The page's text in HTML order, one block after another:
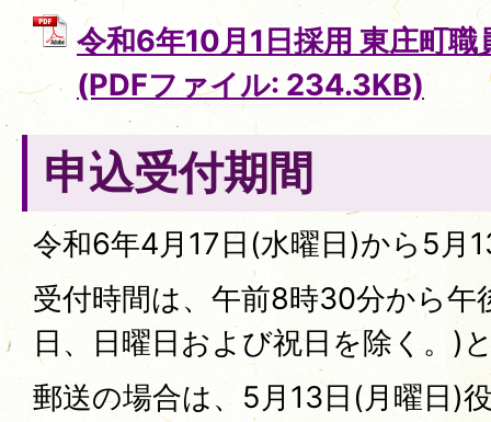
令和6年10月1日採用 東庄町職
(PDFファイル: 234.3KB)
申込受付期間
令和6年4月17日(水曜日)から5月
受付時間は、午前8時30分から午
日、日曜日および祝日を除く。)
郵送の場合は、5月13日(月曜日)